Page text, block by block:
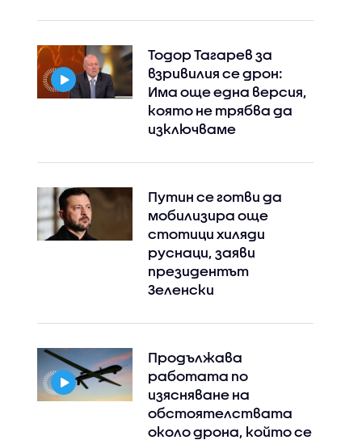
Тодор Тагарев за
взривилия се дрон:
Има още една версия,
която не трябва да
изключваме
Путин се готви да
мобилизира още
стотици хиляди
руснаци, заяви
президентът
Зеленски
Продължава
работата по
изясняване на
обстоятелствата
около дрона, който се